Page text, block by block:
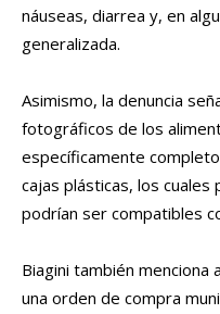
náuseas, diarrea y, en
generalizada.
Asimismo, la denuncia
fotográficos de los
específicamente
cajas plásticas, los
podrían ser compatibles
Biagini también
una orden de compra